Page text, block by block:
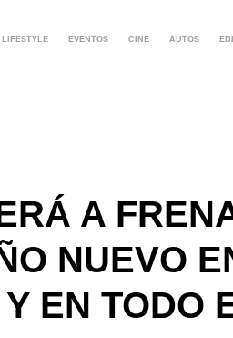
LIFESTYLE EVENTOS CINE AUTOS
A
NUEVO
EN TODO